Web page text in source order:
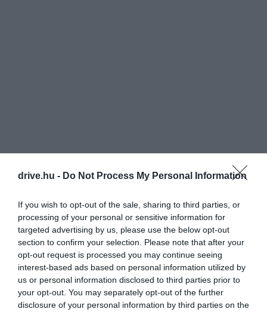
drive.hu - Do Not Process My Personal Information
If you wish to opt-out of the sale, sharing to third parties, or
processing of your personal or sensitive information for
targeted advertising by us, please use the below opt-out
section to confirm your selection. Please note that after your
opt-out request is processed you may continue seeing
interest-based ads based on personal information utilized by
us or personal information disclosed to third parties prior to
your opt-out. You may separately opt-out of the further
disclosure of your personal information by third parties on the